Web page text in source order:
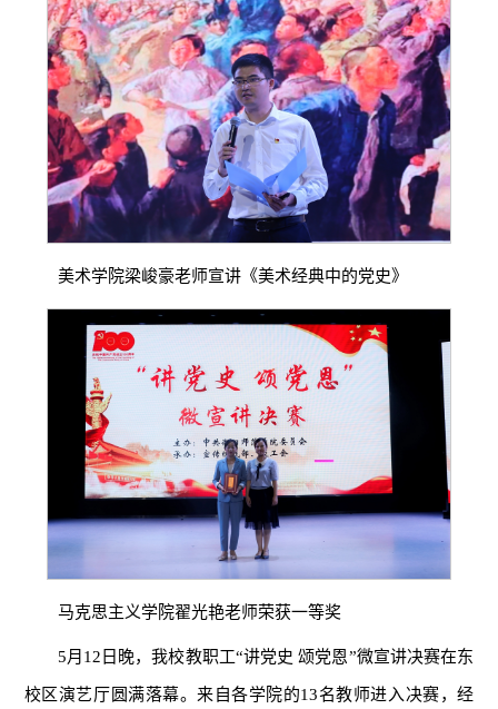
美术学院梁峻豪老师宣讲《美术经典中的党史》
马克思主义学院翟光艳老师荣获一等奖
5月12日晚，我校教职工“讲党史 颂党恩”微宣讲决赛在东
校区演艺厅圆满落幕。来自各学院的13名教师进入决赛，经